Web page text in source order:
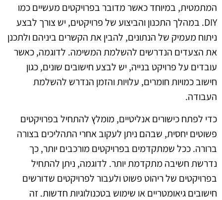
המתמטית, במיוחד כאשר מדובר בפרויקטים מעשיים כמו
DIY. במהלך התכנון והביצוע של פרויקטים, יש צורך לבצע
ניתוח מעמיק של הנתונים, להבין את הקשרים ביניהם ולתכנן
את הצעדים הנדרשים להשלמת המשימה. לדוגמה, כאשר
עובדים על פרויקט בנייה, יש לבצע חישובים שונים, כגון
חישוב כמויות חומרים, עלויות והזמן הנדרש להשלמת
העבודה.
כדי לפתח כישורים אנליטיים, מומלץ להתחיל בפרויקטים
פשוטים יחסית, שבהם ניתן לעקוב אחרי התהליכים בצורה
ברורה. ככל שמתקדמים בפרויקטים מורכבים יותר, כך
נדרשת חשיבה מתקדמת יותר. לדוגמה, ניתן להתחיל
בפרויקטים של ריהוט פשוט ולעבור לפרויקטים שדורשים
חישובים גיאומטריים או שימוש בטכנולוגיות חדשות. זה